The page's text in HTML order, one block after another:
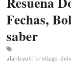
Fechas,
saber
alanisyuki brytiago deiv